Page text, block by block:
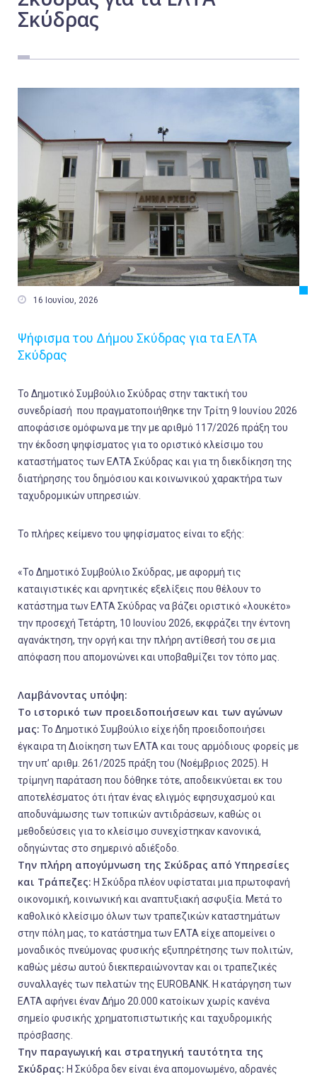
Σκύδρας
 16 Ιουνίου, 2026
Ψήφισμα του Δήμου Σκύδρας για τα ΕΛΤΑ
Σκύδρας
Το Δημοτικό Συμβούλιο Σκύδρας στην τακτική του
συνεδρίασή που πραγματοποιήθηκε την Τρίτη 9 Ιουνίου 2026
αποφάσισε ομόφωνα με την με αριθμό 117/2026 πράξη του
την έκδοση ψηφίσματος για το οριστικό κλείσιμο του
καταστήματος των ΕΛΤΑ Σκύδρας και για τη διεκδίκηση της
διατήρησης του δημόσιου και κοινωνικού χαρακτήρα των
ταχυδρομικών υπηρεσιών.
Το πλήρες κείμενο του ψηφίσματος είναι το εξής:
«Το Δημοτικό Συμβούλιο Σκύδρας, με αφορμή τις
καταιγιστικές και αρνητικές εξελίξεις που θέλουν το
κατάστημα των ΕΛΤΑ Σκύδρας να βάζει οριστικό «λουκέτο»
την προσεχή Τετάρτη, 10 Ιουνίου 2026, εκφράζει την έντονη
αγανάκτηση, την οργή και την πλήρη αντίθεσή του σε μια
απόφαση που απομονώνει και υποβαθμίζει τον τόπο μας.
Λαμβάνοντας υπόψη:
Το ιστορικό των προειδοποιήσεων και των αγώνων
μας: Το Δημοτικό Συμβούλιο είχε ήδη προειδοποιήσει
έγκαιρα τη Διοίκηση των ΕΛΤΑ και τους αρμόδιους φορείς με
την υπ’ αριθμ. 261/2025 πράξη του (Νοέμβριος 2025). Η
τρίμηνη παράταση που δόθηκε τότε, αποδεικνύεται εκ του
αποτελέσματος ότι ήταν ένας ελιγμός εφησυχασμού και
αποδυνάμωσης των τοπικών αντιδράσεων, καθώς οι
μεθοδεύσεις για το κλείσιμο συνεχίστηκαν κανονικά,
οδηγώντας στο σημερινό αδιέξοδο.
Την πλήρη απογύμνωση της Σκύδρας από Υπηρεσίες
και Τράπεζες: Η Σκύδρα πλέον υφίσταται μια πρωτοφανή
οικονομική, κοινωνική και αναπτυξιακή ασφυξία. Μετά το
καθολικό κλείσιμο όλων των τραπεζικών καταστημάτων
στην πόλη μας, το κατάστημα των ΕΛΤΑ είχε απομείνει ο
μοναδικός πνεύμονας φυσικής εξυπηρέτησης των πολιτών,
καθώς μέσω αυτού διεκπεραιώνονταν και οι τραπεζικές
συναλλαγές των πελατών της EUROBANK. Η κατάργηση των
ΕΛΤΑ αφήνει έναν Δήμο 20.000 κατοίκων χωρίς κανένα
σημείο φυσικής χρηματοπιστωτικής και ταχυδρομικής
πρόσβασης.
Την παραγωγική και στρατηγική ταυτότητα της
Σκύδρας: Η Σκύδρα δεν είναι ένα απομονωμένο, αδρανές
Τοπικά
Οικονομία
Πολιτική
Αστυνομικό Δελτίο